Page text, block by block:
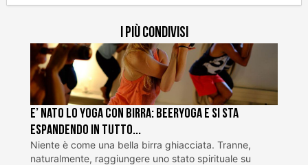
I più condivisi
E’ nato lo Yoga con Birra: BeerYoga e si sta
espandendo in tutto...
Niente è come una bella birra ghiacciata. Tranne,
naturalmente, raggiungere uno stato spirituale su